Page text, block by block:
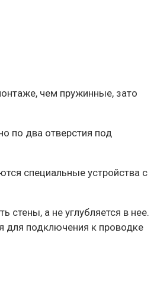
чем пружинные, зато
по два отверстия под
специальные устройства с
стены, а не углубляется в нее.
для подключения к проводке